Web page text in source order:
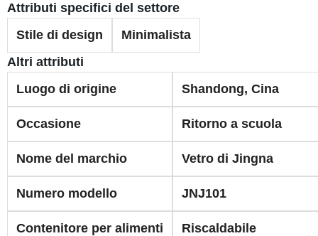
Attributi specifici del settore
Stile di design
Minimalista
Altri attributi
Luogo di origine
Shandong, Cina
Occasione Ritorno a scuola
Nome del marchio Vetro di Jingna
Numero modello JNJ101
Contenitore per alimenti Riscaldabile